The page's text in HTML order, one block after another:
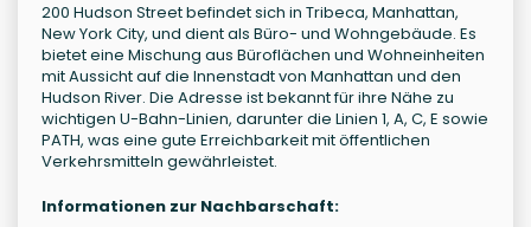
200 Hudson Street befindet sich in Tribeca, Manhattan,
New York City, und dient als Büro- und Wohngebäude. Es
bietet eine Mischung aus Büroflächen und Wohneinheiten
mit Aussicht auf die Innenstadt von Manhattan und den
Hudson River. Die Adresse ist bekannt für ihre Nähe zu
wichtigen U-Bahn-Linien, darunter die Linien 1, A, C, E sowie
PATH, was eine gute Erreichbarkeit mit öffentlichen
Verkehrsmitteln gewährleistet.
Informationen zur Nachbarschaft: